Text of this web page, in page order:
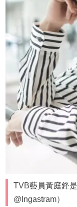
TVB藝員黃庭鋒
@Ingastram）